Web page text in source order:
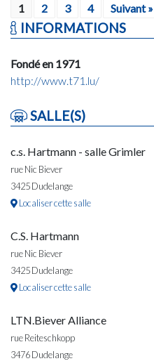
1 2 3 4 Suivant »
INFORMATIONS
Fondé en 1971
http://www.t71.lu/
SALLE(S)
c.s. Hartmann - salle Grimler
rue Nic Biever
3425 Dudelange
Localiser cette salle
C.S. Hartmann
rue Nic Biever
3425 Dudelange
Localiser cette salle
LTN.Biever Alliance
rue Reiteschkopp
3476 Dudelange